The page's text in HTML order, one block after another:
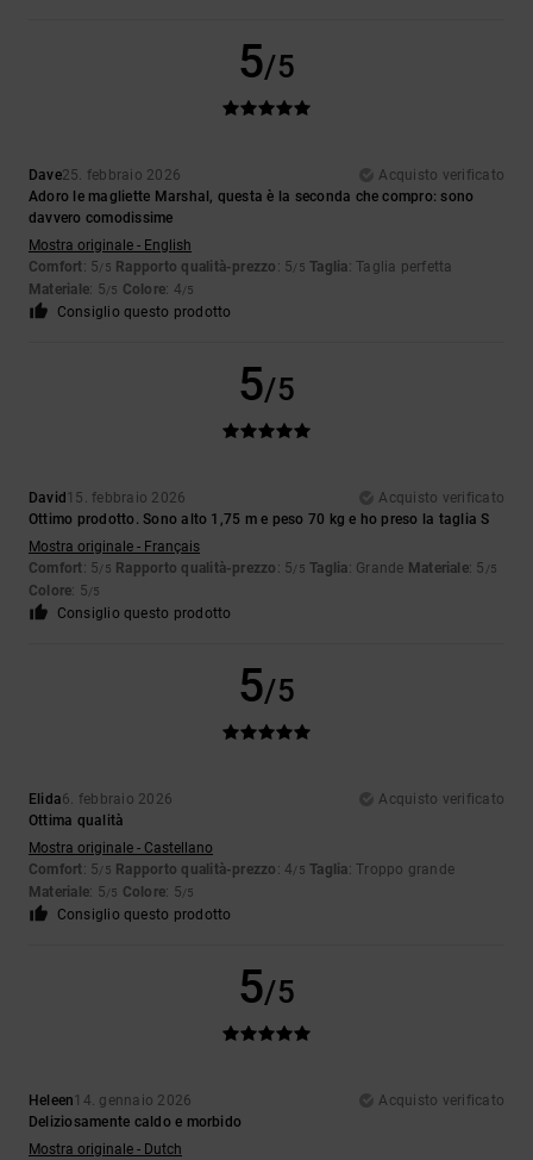
5/5
Dave25. febbraio 2026
Acquisto verificato
Adoro le magliette Marshal, questa è la seconda che compro: sono
davvero comodissime
Mostra originale - English
Comfort: 5/5 Rapporto qualità-prezzo : 5/5 Taglia: Taglia perfetta
Materiale: 5/5 Colore: 4/5
Consiglio questo prodotto
5/5
David 15. febbraio 2026
Acquisto verificato
Ottimo prodotto. Sono alto 1,75 m e peso 70 kg e ho preso la taglia S
Mostra originale - Français
Comfort: 5/5 Rapporto qualità-prezzo : 5/5 Taglia: Grande Materiale: 5 /5
Colore: 5/5
Consiglio questo prodotto
5/5
Elida6. febbraio 2026
Acquisto verificato
Ottima qualità
Mostra originale - Castellano
Comfort: 5/5 Rapporto qualità-prezzo : 4/5 Taglia: Troppo grande
Materiale: 5/5 Colore: 5/5
Consiglio questo prodotto
5/5
Heleen14. gennaio 2026
Acquisto verificato
Deliziosamente caldo e morbido
Mostra originale - Dutch